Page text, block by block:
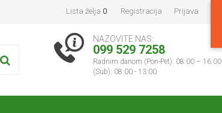
Lista želja 0 Registracija Prijava
NAZOVITE NAS:
099 529 7258
Radnim danom (Pon-Pet): 08:00 – 16:00
(Sub): 08:00 - 13:00